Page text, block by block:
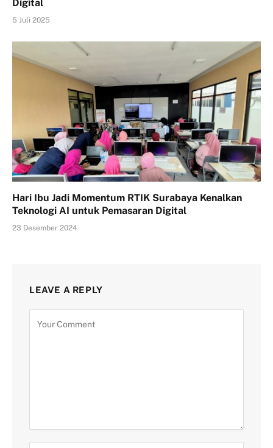
Digital
5 Juli 2025
Hari Ibu Jadi Momentum RTIK Surabaya Kenalkan
Teknologi AI untuk Pemasaran Digital
23 Desember 2024
LEAVE A REPLY